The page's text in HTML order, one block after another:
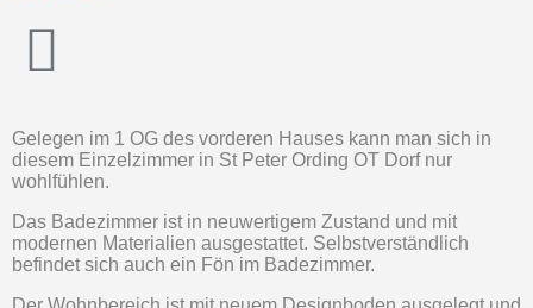
Gelegen im 1 OG des vorderen Hauses kann man sich in
diesem Einzelzimmer in St Peter Ording OT Dorf nur
wohlfühlen.
Das Badezimmer ist in neuwertigem Zustand und mit
modernen Materialien ausgestattet. Selbstverständlich
befindet sich auch ein Fön im Badezimmer.